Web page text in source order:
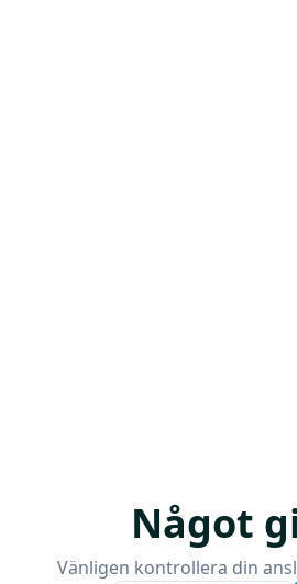
Något
Vänligen kontrollera din